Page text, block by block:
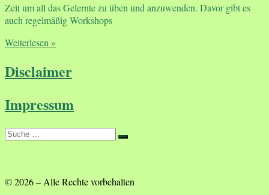
Zeit um all das Gelernte zu üben und anzuwenden. Davor gibt es
auch regelmäßig Workshops
Weiterlesen »
Disclaimer
Impressum
Suche
Suche
© 2026– Alle Rechte vorbehalten